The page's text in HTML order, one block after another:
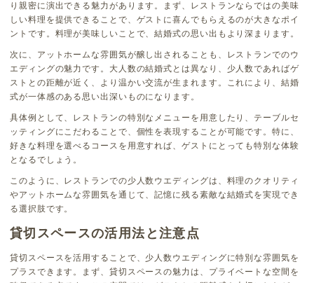
り親密に演出できる魅力があります。まず、レストランならではの美味
しい料理を提供できることで、ゲストに喜んでもらえるのが大きなポイ
ントです。料理が美味しいことで、結婚式の思い出もより深まります。
次に、アットホームな雰囲気が醸し出されることも、レストランでのウ
エディングの魅力です。大人数の結婚式とは異なり、少人数であればゲ
ストとの距離が近く、より温かい交流が生まれます。これにより、結婚
式が一体感のある思い出深いものになります。
具体例として、レストランの特別なメニューを用意したり、テーブルセ
ッティングにこだわることで、個性を表現することが可能です。特に、
好きな料理を選べるコースを用意すれば、ゲストにとっても特別な体験
となるでしょう。
このように、レストランでの少人数ウエディングは、料理のクオリティ
やアットホームな雰囲気を通じて、記憶に残る素敵な結婚式を実現でき
る選択肢です。
貸切スペースの活用法と注意点
貸切スペースを活用することで、少人数ウエディングに特別な雰囲気を
プラスできます。まず、貸切スペースの魅力は、プライベートな空間を